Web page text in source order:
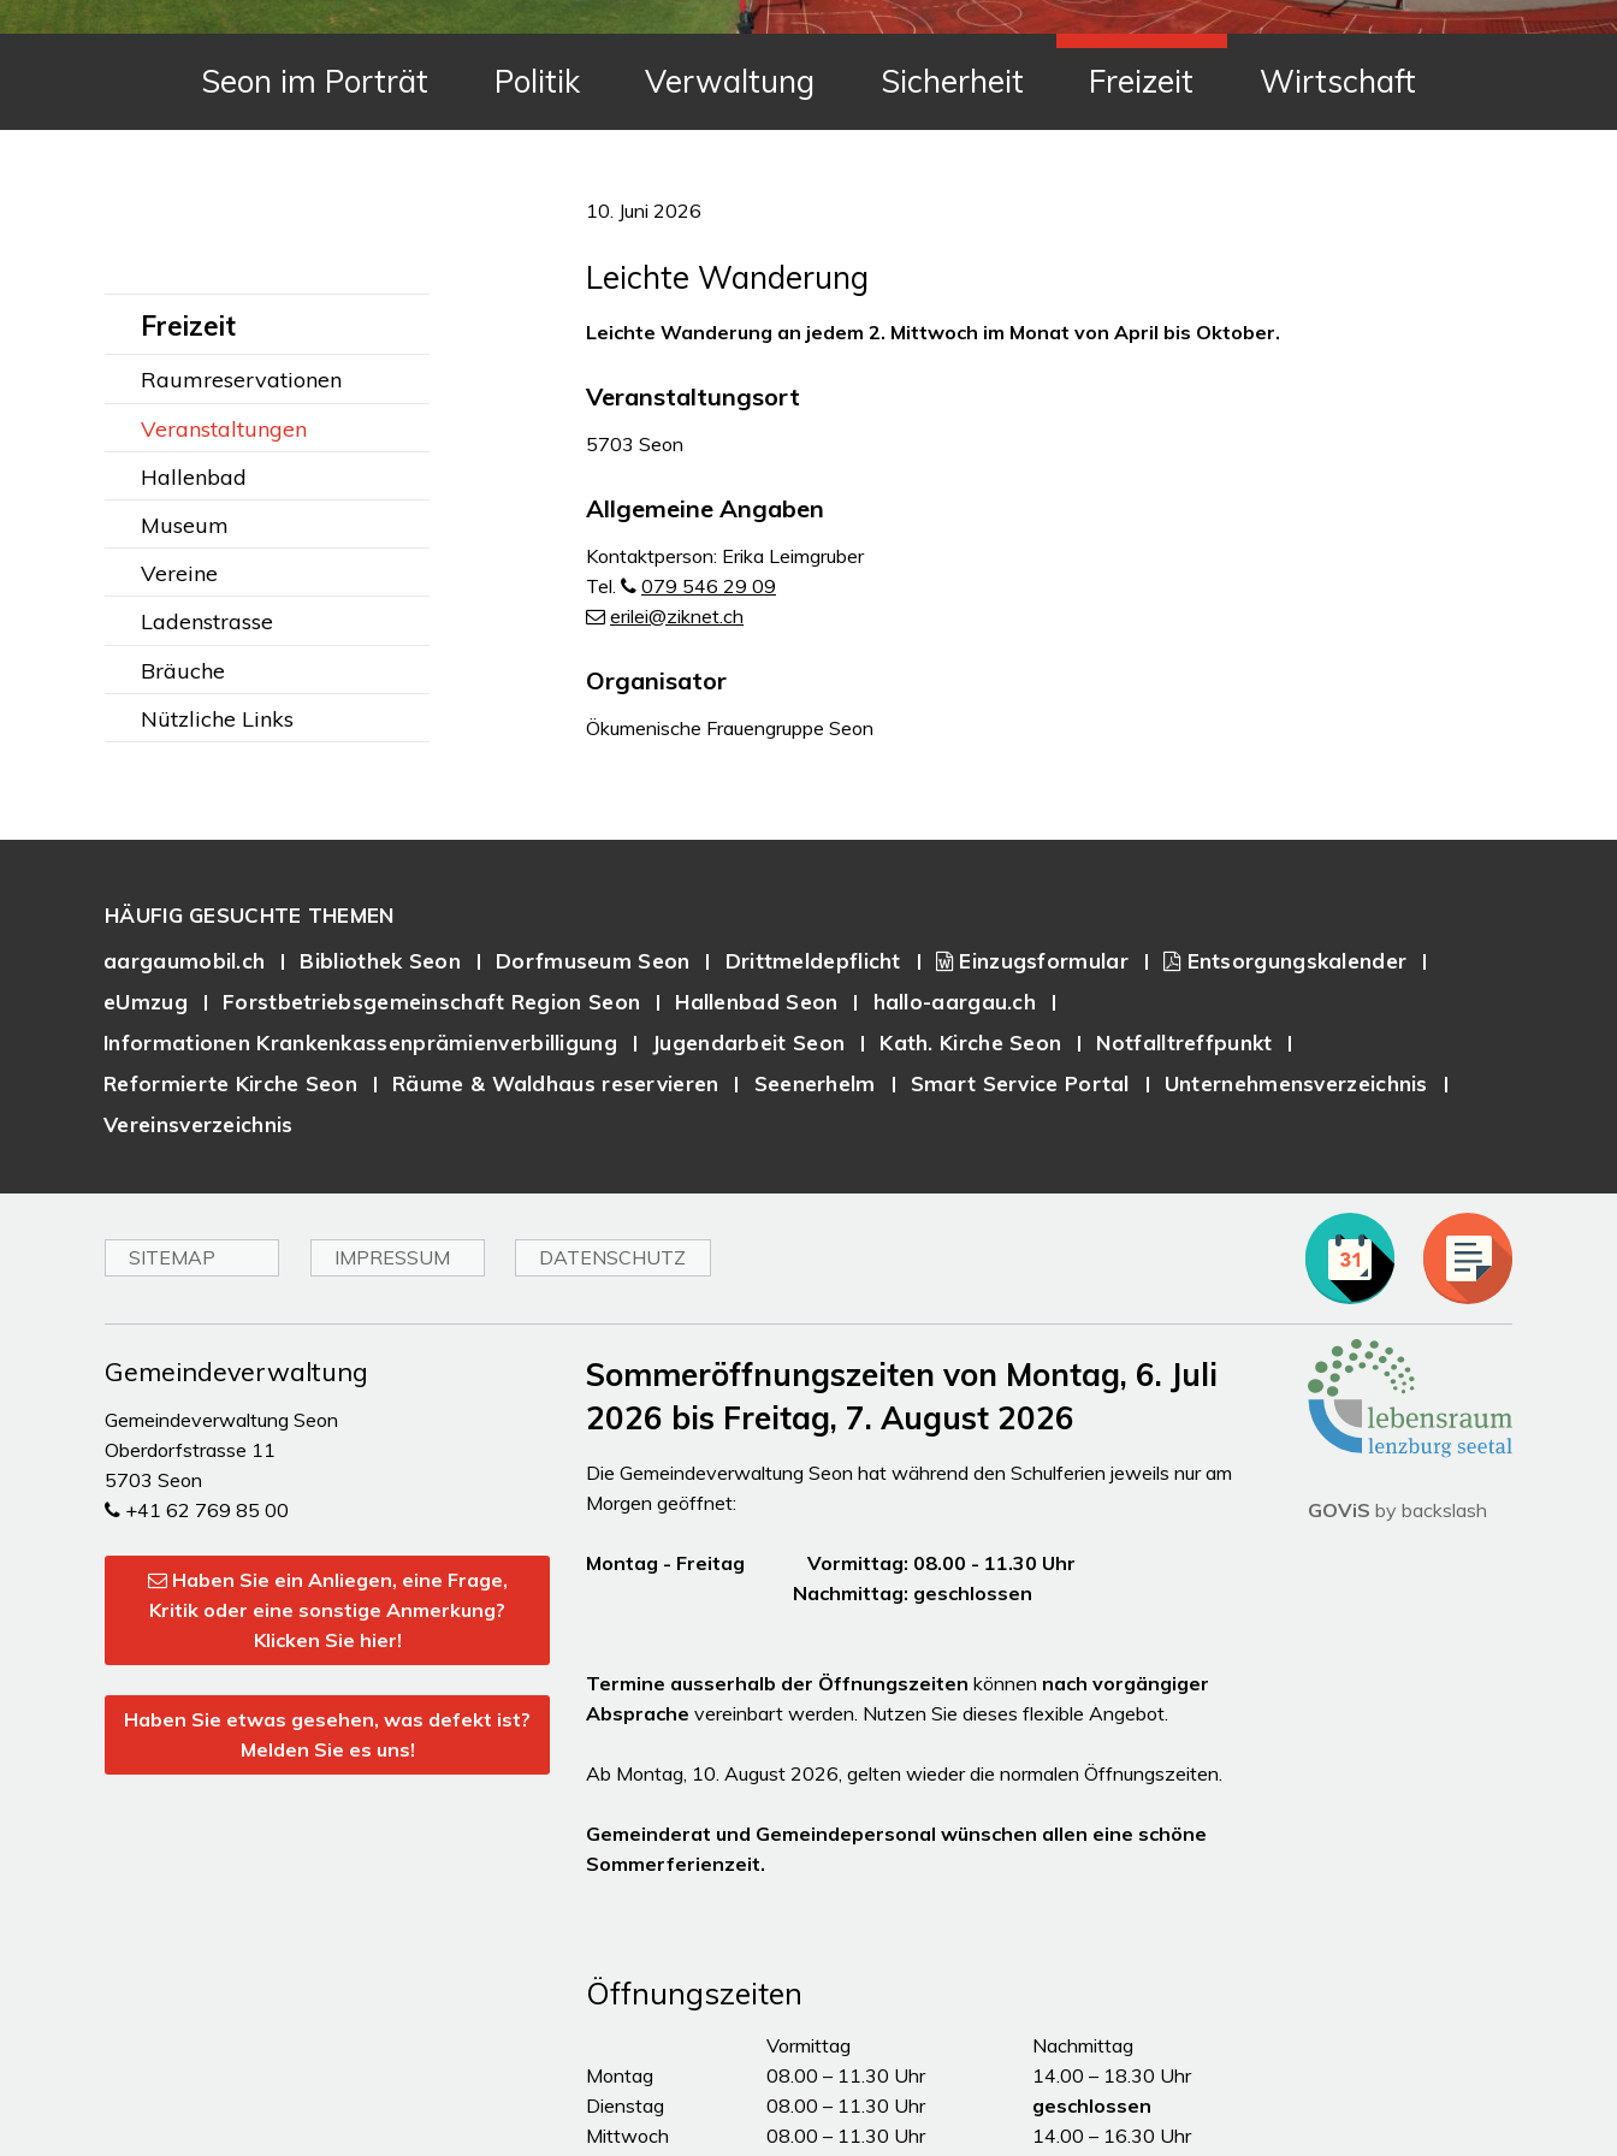
Seon im Porträt Politik Verwaltung Sicherheit Freizeit Wirtschaft
Subnavigation:
Freizeit
Raumreservationen
Veranstaltungen
Hallenbad
Museum
Vereine
Ladenstrasse
Bräuche
Nützliche Links
10. Juni 2026
Leichte Wanderung
Leichte Wanderung an jedem 2. Mittwoch im Monat von April bis Oktober.
Veranstaltungsort
5703 Seon
Allgemeine Angaben
Kontaktperson: Erika Leimgruber
Tel.
079 546 29 09
erilei@ziknet.ch
Organisator
Ökumenische Frauengruppe Seon
HÄUFIG GESUCHTE THEMEN
aargaumobil.ch
Bibliothek Seon Dorfmuseum Seon Drittmeldepflicht Einzugsformular
Entsorgungskalender
eUmzug
Forstbetriebsgemeinschaft Region Seon Hallenbad Seon
hallo-aargau.ch
Informationen Krankenkassenprämienverbilligung
Jugendarbeit Seon Kath. Kirche Seon
Notfalltreffpunkt
Reformierte Kirche Seon
Räume & Waldhaus reservieren Seenerhelm Smart Service Portal
Unternehmensverzeichnis
Vereinsverzeichnis
SITEMAP IMPRESSUM DATENSCHUTZ
Toplinks
Gemeindeverwaltung
Gemeindeverwaltung Seon
Oberdorfstrasse 11
5703 Seon
+41 62 769 85 00
Haben Sie ein Anliegen, eine Frage,
Kritik oder eine sonstige Anmerkung?
Klicken Sie hier!
Haben Sie etwas gesehen, was defekt ist?
Melden Sie es uns!
Sommeröffnungszeiten von Montag, 6. Juli
2026 bis Freitag, 7. August 2026
Die Gemeindeverwaltung Seon hat während den Schulferien jeweils nur am
Morgen geöffnet:
Montag - Freitag Vormittag: 08.00 - 11.30 Uhr
Nachmittag: geschlossen
Termine ausserhalb der Öffnungszeiten können nach vorgängiger
Absprache vereinbart werden. Nutzen Sie dieses flexible Angebot.
Ab Montag, 10. August 2026, gelten wieder die normalen Öffnungszeiten.
Gemeinderat und Gemeindepersonal wünschen allen eine schöne
Sommerferienzeit.
Öffnungszeiten
Öffnungszeiten Vormittag
Vormittag
Nachmittag
Montag
08.00 – 11.30 Uhr
14.00 – 18.30 Uhr
Dienstag
08.00 – 11.30 Uhr
geschlossen
Mittwoch
08.00 – 11.30 Uhr
14.00 – 16.30 Uhr
Partner
GOViS by backslash